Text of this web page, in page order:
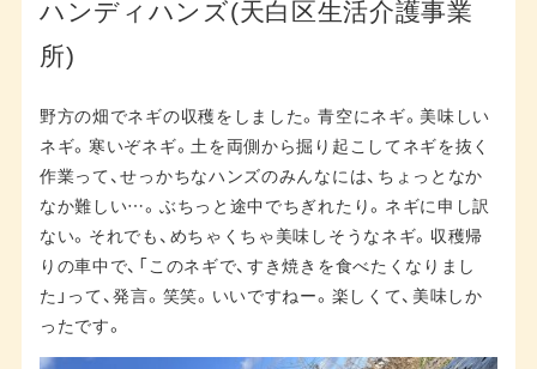
ハンディハンズ(天白区生活介護事業
所)
野方の畑でネギの収穫をしました。青空にネギ。美味しい
ネギ。寒いぞネギ。土を両側から掘り起こしてネギを抜く
作業って、せっかちなハンズのみんなには、ちょっとなか
なか難しい…。ぶちっと途中でちぎれたり。ネギに申し訳
ない。それでも、めちゃくちゃ美味しそうなネギ。収穫帰
りの車中で、「このネギで、すき焼きを食べたくなりまし
た」って、発言。笑笑。いいですねー。楽しくて、美味しか
ったです。